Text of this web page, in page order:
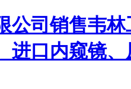
公司销售韦
进口内窥镜